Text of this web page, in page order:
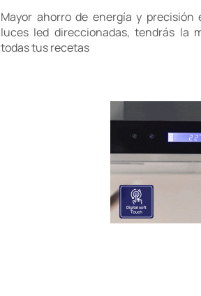
Mayor ahorro de energía y
luces led direccionadas, tendrás la
todas tus recetas